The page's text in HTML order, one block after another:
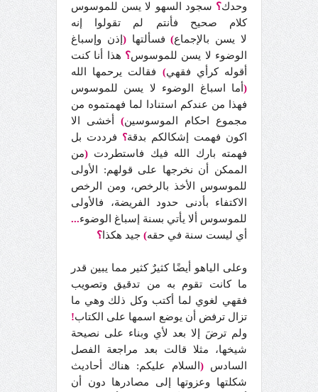
وحدك؟ سجود السهو لا يسن للموسوس
كلام صحيح فأنتم لم تقولوا إنه
لا يسن بالإجماع)فسألتها( إذن وإسباغ
الوضوء لا يسن للموسوس؟ هذا أنا كنت
أقوله كرأي فقهي) فقالت يرحمها الله
( أما اسباغ الوضوء لا يسن للموسوس
فهذا من عندكم استنادا لما فهمتموه من
مجموع احكام الموسوسين) أخشى الا
اكون فهمت إشكالكم بدقة؟ فرددت بل
فهمته بارك الله فيك فاستطردت (من
الممكن أن نخرجها على قولهم: الأولى
للموسوس الأخذ بالرخص، ومن الرخص
الاكتفاء بأدنى حدود الفريضة، فالأولى
للموسوس ألا يأتي بسنة إسباغ الوضوء...
أي ليست سنة في حقه) جيد هكذا ؟
وعلى الياهو أيضًا كثيرٌ كثير مما يبين قدر
ما كانت تقوم به من تدقيق وتصويب
فقهي لغوي لما أكتب وكل ذلك وهي ما
تزال ترفض أن يوضع اسمها على الكتاب!
ولم ترضَ إلا بعد لأي وبناء على نصيحة
شيخها، مثلا قالت بعد مراجعة الفصل
السادس ( السلام عليكم: هناك أحاديث
شكلتها وعزوتها إلى مصادرها دون أن